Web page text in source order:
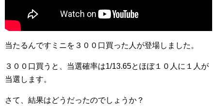
当たるんですミニを３００口買った人が登場しました。
３００口買うと、当選確率は1/13.65とほぼ１０人に１人が
当選します。
さて、結果はどうだったのでしょうか？